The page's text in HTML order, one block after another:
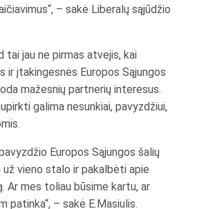
– sakė Liberalų sąjūdžio
tai jau ne pirmas atvejis, kai
ir įtakingesnės Europos Sąjungos
mažesnių partnerių interesus.
galima nesunkiai, pavyzdžiui,
Europos Sąjungos šalių
vieno stalo ir pakalbėti apie
Ar mes toliau būsime kartu, ar
patinka“, – sakė E.Masiulis.